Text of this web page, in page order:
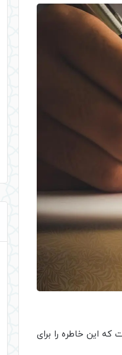
این خاطره را برای